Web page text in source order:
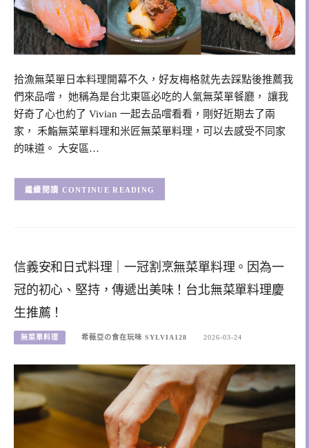
拾漁無菜單日本料理開幕不久，好友梅格就先去踩點後推薦我
們來品嚐， 她稱為是台北東區必吃的人氣無菜單餐廳， 讓我
好奇了心也約了 Vivian 一起去品嚐看看，剛好近期去了兩
家， 禾鮨無菜單料理和米匠無菜單料理，可以去感受不同家
的味道。 大安區…
CONTINUE READING
信義安和日式料理｜一冠割烹無菜單料理。因為一
冠的初心、堅持，傳遞出美味！台北無菜單料理慶
生推薦！
無菜單料理 希薇亞の食在玩味 SYLVIA128 2026-03-24